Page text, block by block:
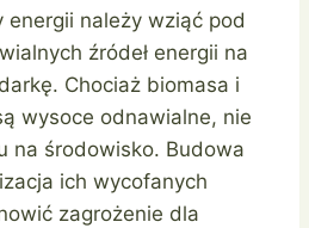
energii należy wziąć pod
źródeł energii na
Chociaż biomasa i
wysoce odnawialne, nie
na środowisko. Budowa
ich wycofanych
zagrożenie dla